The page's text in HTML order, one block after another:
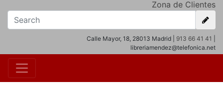
Zona de Clientes
Calle Mayor, 18, 28013 Madrid | 913 66 41 41
libreriamendez@telefonica.net